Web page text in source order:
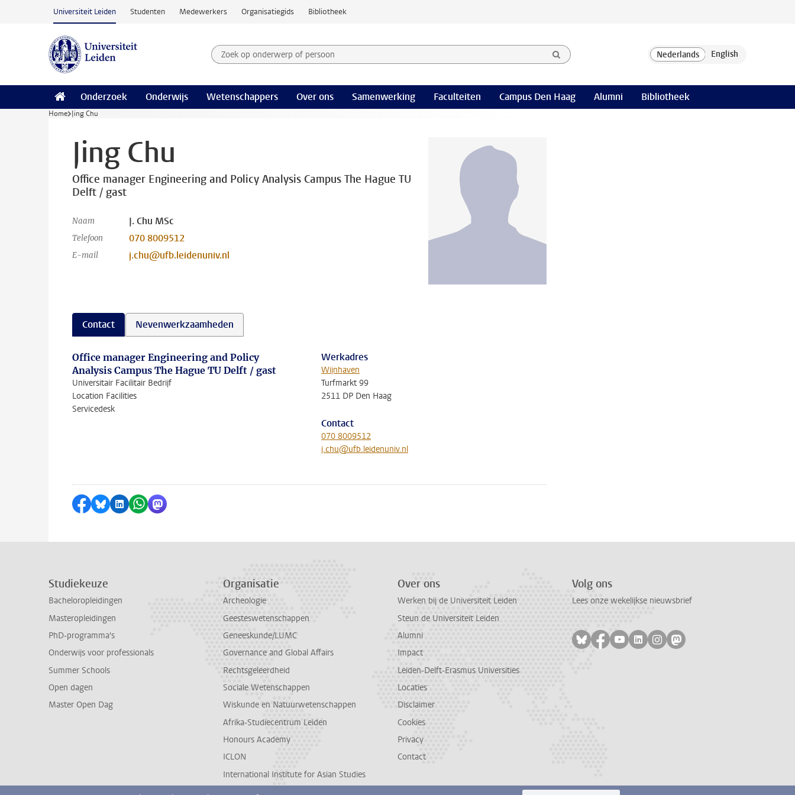
Ga naar hoofdinhoud
Universiteit Leiden Studenten Medewerkers Organisatiegids Bibliotheek
Zoek op onderwerp of persoon en selecteer categorie
Zoekterm
Onderzoek Onderwijs Wetenschappers Over ons Samenwerking Faculteiten Campus Den Haag Alumni Bibliotheek
Home Jing Chu
Jing Chu
Office manager Engineering and Policy Analysis Campus The Hague TU
Delft / gast
Naam J. Chu MSc
Telefoon 070 8009512
E-mail j.chu@ufb.leidenuniv.nl
Contact Nevenwerkzaamheden
Office manager Engineering and Policy
Analysis Campus The Hague TU Delft / gast
Universitair Facilitair Bedrijf
Location Facilities
Servicedesk
Werkadres
Wijnhaven
Turfmarkt 99
2511 DP Den Haag
Contact
070 8009512
j.chu@ufb.leidenuniv.nl
Delen op Facebook
Delen via Bluesky
Delen op LinkedIn
Delen via WhatsApp
Delen via Mastodon
Studiekeuze
Bacheloropleidingen
Masteropleidingen
PhD-programma's
Onderwijs voor professionals
Summer Schools
Open dagen
Master Open Dag
Organisatie
Archeologie
Geesteswetenschappen
Geneeskunde/LUMC
Governance and Global Affairs
Rechtsgeleerdheid
Sociale Wetenschappen
Wiskunde en Natuurwetenschappen
Afrika-Studiecentrum Leiden
Honours Academy
ICLON
International Institute for Asian Studies
Over ons
Werken bij de Universiteit Leiden
Steun de Universiteit Leiden
Alumni
Impact
Leiden-Delft-Erasmus Universities
Locaties
Disclaimer
Cookies
Privacy
Contact
Volg ons
Lees onze wekelijkse nieuwsbrief
Volg ons op bluesky
Volg ons op facebook
Volg ons op youtube
Volg ons op linkedin
Volg ons op instagram
Volg ons op mastodon